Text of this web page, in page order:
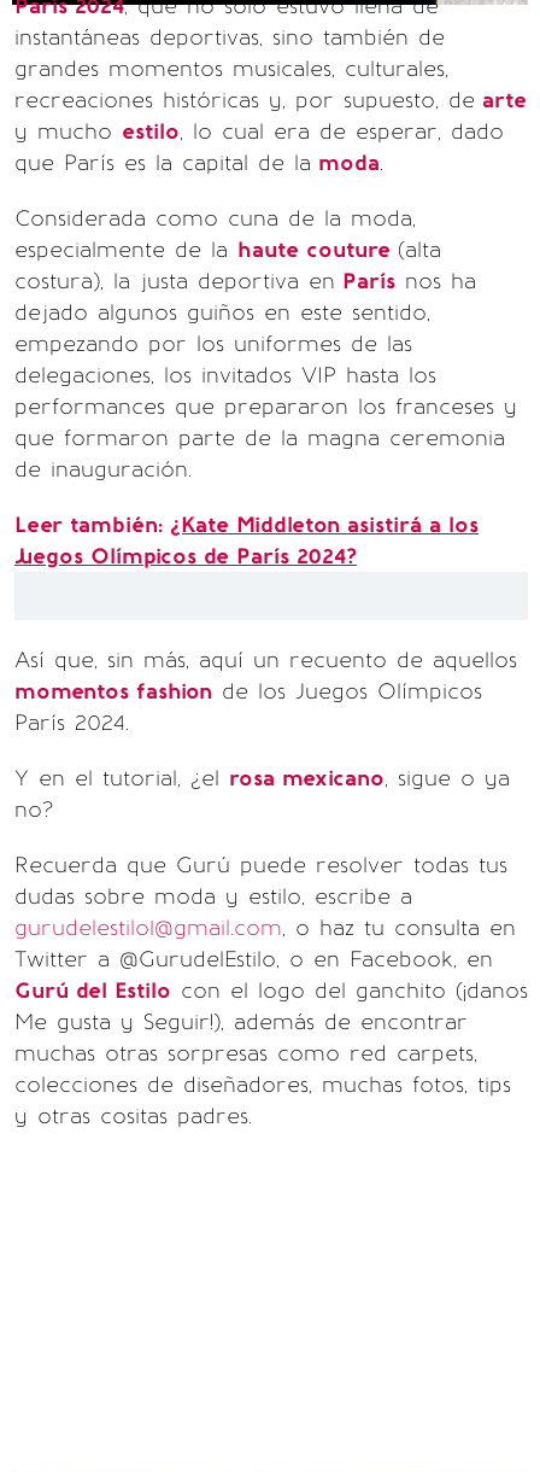
París 2024, que no solo estuvo llena de
instantáneas deportivas, sino también de
grandes momentos musicales, culturales,
recreaciones históricas y, por supuesto, de arte
y mucho estilo, lo cual era de esperar, dado
que París es la capital de la moda.
Considerada como cuna de la moda,
especialmente de la haute couture (alta
costura), la justa deportiva en París nos ha
dejado algunos guiños en este sentido,
empezando por los uniformes de las
delegaciones, los invitados VIP hasta los
performances que prepararon los franceses y
que formaron parte de la magna ceremonia
de inauguración.
Leer también: ¿Kate Middleton asistirá a los
Juegos Olímpicos de París 2024?
Así que, sin más, aquí un recuento de aquellos
momentos fashion de los Juegos Olímpicos
París 2024.
Y en el tutorial, ¿el rosa mexicano, sigue o ya
no?
Recuerda que Gurú puede resolver todas tus
dudas sobre moda y estilo, escribe a
gurudelestilo1@gmail.com, o haz tu consulta en
Twitter a @GurudelEstilo, o en Facebook, en
Gurú del Estilo con el logo del ganchito (¡danos
Me gusta y Seguir!), además de encontrar
muchas otras sorpresas como red carpets,
colecciones de diseñadores, muchas fotos, tips
y otras cositas padres.